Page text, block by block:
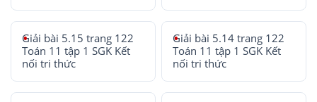
Giải bài 5.15 trang 122
Toán 11 tập 1 SGK Kết
nối tri thức
Giải bài 5.14 trang 122
Toán 11 tập 1 SGK Kết
nối tri thức